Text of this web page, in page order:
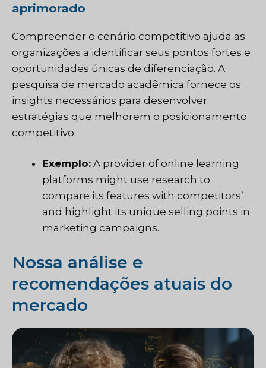
aprimorado
Compreender o cenário competitivo ajuda as
organizações a identificar seus pontos fortes e
oportunidades únicas de diferenciação. A
pesquisa de mercado acadêmica fornece os
insights necessários para desenvolver
estratégias que melhorem o posicionamento
competitivo.
Exemplo: A provider of online learning
platforms might use research to
compare its features with competitors’
and highlight its unique selling points in
marketing campaigns.
Nossa análise e
recomendações atuais do
mercado